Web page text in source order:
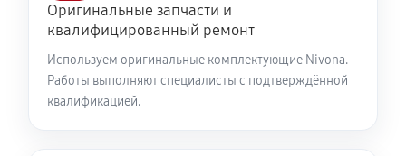
Оригинальные запчасти и
квалифицированный ремонт
Используем оригинальные комплектующие Nivona.
Работы выполняют специалисты с подтверждённой
квалификацией.